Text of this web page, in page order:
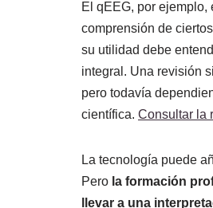
El qEEG, por
comprensión de
su utilidad debe
integral. Una revisión
pero todavía
científica. Consultar la
La tecnología puede
Pero la formación
llevar a una